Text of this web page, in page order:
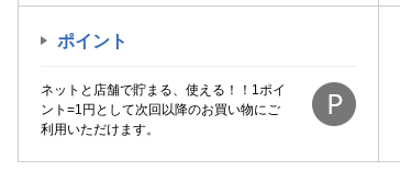
ポイント
ネットと店舗で貯まる、使える！！1ポイ
ント=1円として次回以降のお買い物にご
利用いただけます。